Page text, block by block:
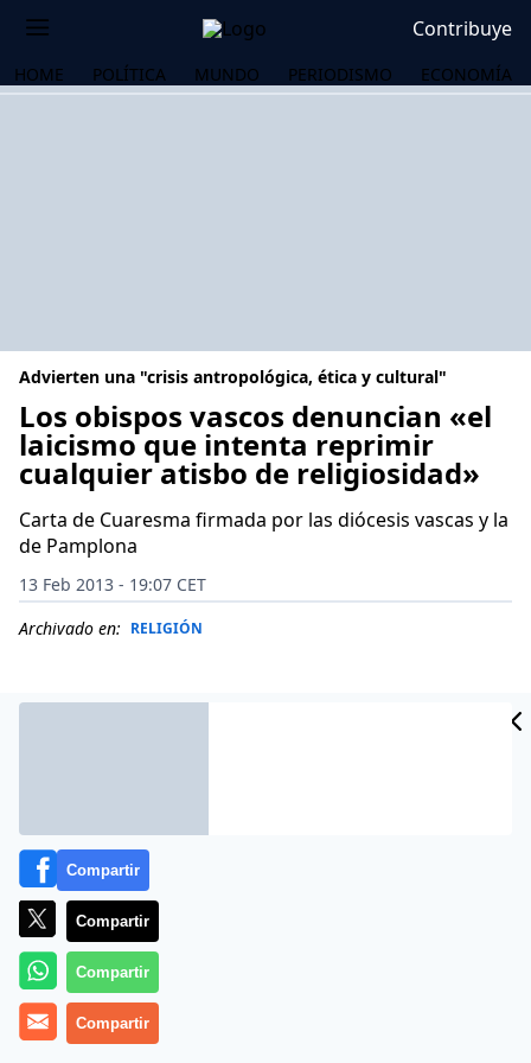
Contribuye
HOME POLÍTICA MUNDO PERIODISMO ECONOMÍA
Advierten una "crisis antropológica, ética y cultural"
Los obispos vascos denuncian «el
laicismo que intenta reprimir
cualquier atisbo de religiosidad»
Carta de Cuaresma firmada por las diócesis vascas y la
de Pamplona
13 Feb 2013 - 19:07 CET
Archivado en: RELIGIÓN
Los obispos de Pamplona, Bilbao, Vitoria y San
Sebastián perciben en la sociedad una «
Compartir
Compartir
Compartir
Compartir